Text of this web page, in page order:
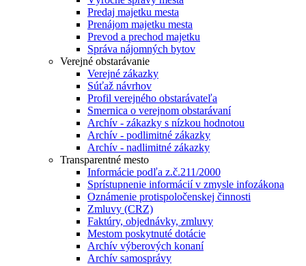
Predaj majetku mesta
Prenájom majetku mesta
Prevod a prechod majetku
Správa nájomných bytov
Verejné obstarávanie
Verejné zákazky
Súťaž návrhov
Profil verejného obstarávateľa
Smernica o verejnom obstarávaní
Archív - zákazky s nízkou hodnotou
Archív - podlimitné zákazky
Archív - nadlimitné zákazky
Transparentné mesto
Informácie podľa z.č.211/2000
Sprístupnenie informácií v zmysle infozákona
Oznámenie protispoločenskej činnosti
Zmluvy (CRZ)
Faktúry, objednávky, zmluvy
Mestom poskytnuté dotácie
Archív výberových konaní
Archív samosprávy